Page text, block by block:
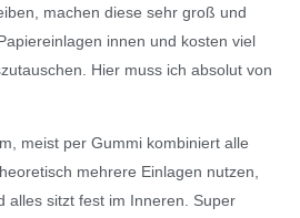
machen diese sehr groß und
innen und kosten viel
Hier muss ich absolut von
meist per Gummi kombiniert alle
mehrere Einlagen nutzen,
alles sitzt fest im Inneren. Super